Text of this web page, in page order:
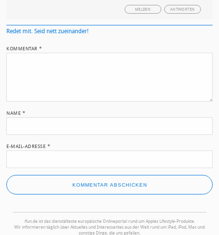
ANTWORTEN
MELDEN
Redet mit. Seid nett zueinander!
KOMMENTAR*
NAME *
E-MAIL-ADRESSE *
ifun.de ist das dienstälteste europäische Onlineportal rund um Apples Lifestyle-Produkte.
Wir informieren täglich über Aktuelles und Interessantes aus der Welt rund um iPad, iPod, Mac und
sonstige Dinge, die uns gefallen.